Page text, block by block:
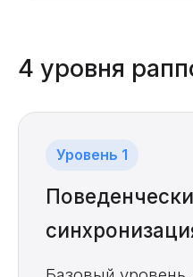
4 уровня
Уровень 1